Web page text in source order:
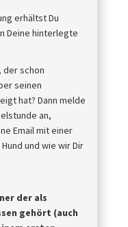
erhältst Du
Deine hinterlegte
der schon
seinen
hat? Dann melde
an,
Email mit einer
und wie wir Dir
der als
gehört (auch